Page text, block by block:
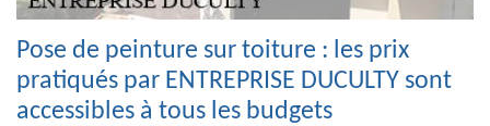
Pose de peinture sur toiture : les prix
pratiqués par ENTREPRISE DUCULTY sont
accessibles à tous les budgets